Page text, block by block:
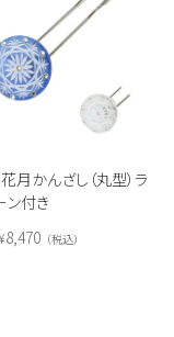
かんざし（丸型）ラ
ン付き
¥8,470 税込